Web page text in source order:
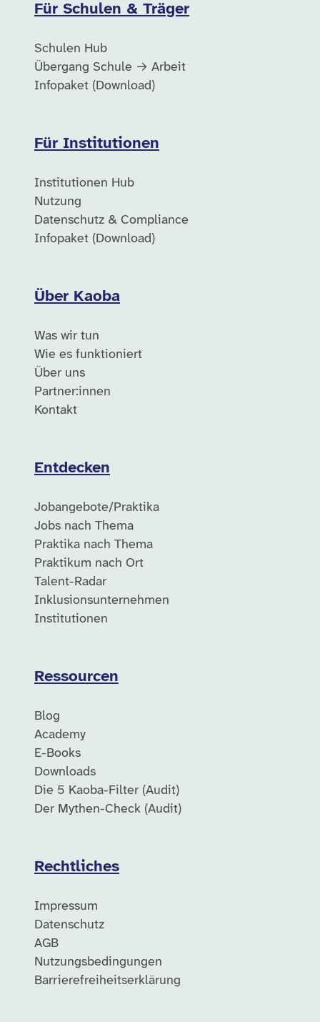
Für Schulen & Träger
Schulen Hub
Übergang Schule → Arbeit
Infopaket (Download)
Für Institutionen
Institutionen Hub
Nutzung
Datenschutz & Compliance
Infopaket (Download)
Über Kaoba
Was wir tun
Wie es funktioniert
Über uns
Partner:innen
Kontakt
Entdecken
Jobangebote/Praktika
Jobs nach Thema
Praktika nach Thema
Praktikum nach Ort
Talent-Radar
Inklusionsunternehmen
Institutionen
Ressourcen
Blog
Academy
E-Books
Downloads
Die 5 Kaoba-Filter (Audit)
Der Mythen-Check (Audit)
Rechtliches
Impressum
Datenschutz
AGB
Nutzungsbedingungen
Barrierefreiheitserklärung